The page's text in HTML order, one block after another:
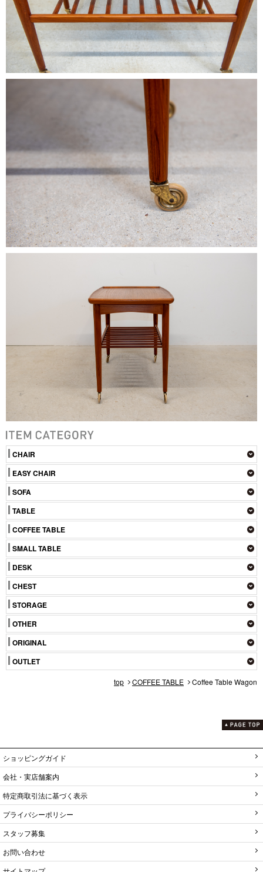
CHAIR
EASY CHAIR
SOFA
TABLE
COFFEE TABLE
SMALL TABLE
DESK
CHEST
STORAGE
OTHER
ORIGINAL
OUTLET
top COFFEE TABLE Coffee Table Wagon
ショッピングガイド
会社・実店舗案内
特定商取引法に基づく表示
プライバシーポリシー
スタッフ募集
お問い合わせ